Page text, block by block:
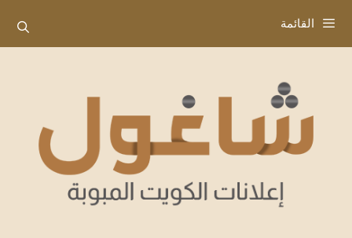
إلى
المحتوى
القائمة